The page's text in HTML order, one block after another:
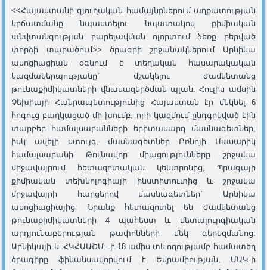
<<Հայաստանի գյուղական համայնքներում աղքատության
կրճատմանը նպաստելու նպատակով քիմիական
անվտանգության բարելավման ոլորտում ձեռք բերված
փորձի տարածում>> ծրագրի շրջանակներում Արնիկա
ասոցիացիան օգնում է տեղական հասարակական
կազմակերպությանը` մշակելու ժամկետանց
թունաքիմիկատների վնասազերծման պլան: Հուլիս ամսին
Չեխիայի Հանրապետությունից Հայաստան էր մեկնել 6
հոգուց բաղկացած մի խումբ, որի կազմում ընդգրկված էին
տարբեր համալսարանների երիտասարդ մասնագետներ,
իսկ ավելի ստույգ, մասնագետներ Բռնոյի Մասարիկ
համալսարանի Թունավոր միացությունները շրջակա
միջավայրում հետազոտական կենտրոնից, Պրագայի
քիմիական տեխնոլոգիայի ինստիտուտից և շրջակա
մրջավայրի հարցերով մասնագետներ` Արնիկա
ասոցիացիայից: Նրանք հետազոտել են ժամկետանց
թունաքիմիկատների 4 պահեստ և մետալուրգիական
արդյունաբերության թափոնների մեկ գերեզմանոց:
Արնիկայի և ՀԿՀԱԱՇՄ –ի 18 ամիս տևողությամբ համատեղ
ծրագիրը ֆինանսավորվում է Եվրամիության, ՄԱԿ-ի